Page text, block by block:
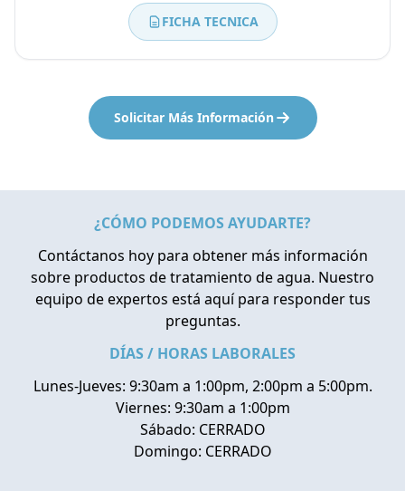
FICHA TECNICA
Solicitar Más Información
¿CÓMO PODEMOS AYUDARTE?
Contáctanos hoy para obtener más información
sobre productos de tratamiento de agua. Nuestro
equipo de expertos está aquí para responder tus
preguntas.
DÍAS / HORAS LABORALES
Lunes-Jueves: 9:30am a 1:00pm, 2:00pm a 5:00pm.
Viernes: 9:30am a 1:00pm
Sábado: CERRADO
Domingo: CERRADO